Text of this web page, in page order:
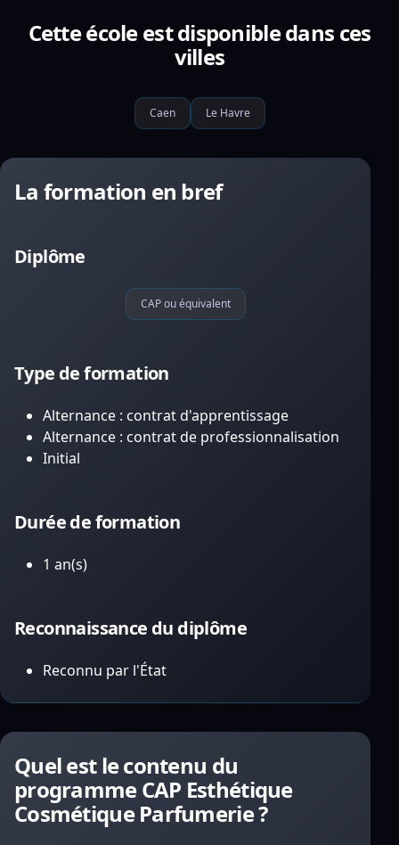
Cette école est disponible dans ces
villes
Caen Le Havre
La formation en bref
Diplôme
CAP ou équivalent
Type de formation
Alternance : contrat d'apprentissage
Alternance : contrat de professionnalisation
Initial
Durée de formation
1 an(s)
Reconnaissance du diplôme
Reconnu par l'État
Quel est le contenu du
programme CAP Esthétique
Cosmétique Parfumerie ?